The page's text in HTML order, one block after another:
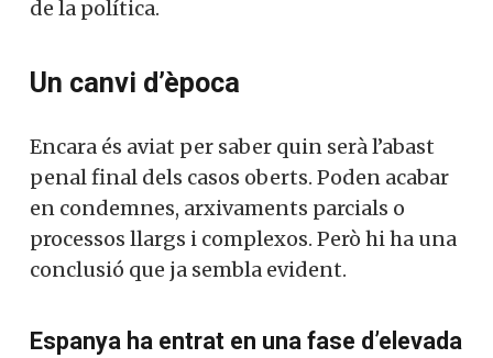
de la política.
Un canvi d’època
Encara és aviat per saber quin serà l’abast
penal final dels casos oberts. Poden acabar
en condemnes, arxivaments parcials o
processos llargs i complexos. Però hi ha una
conclusió que ja sembla evident.
Espanya ha entrat en una fase d’elevada